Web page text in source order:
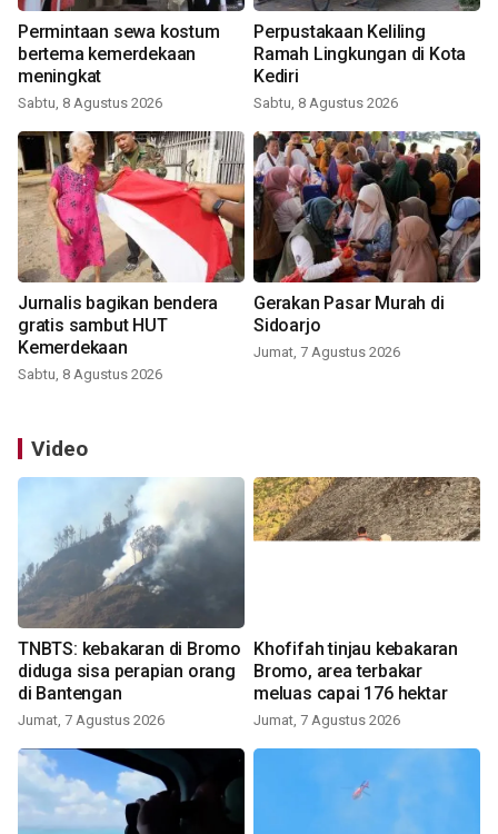
Permintaan sewa kostum
bertema kemerdekaan
meningkat
Sabtu, 8 Agustus 2026
Perpustakaan Keliling
Ramah Lingkungan di Kota
Kediri
Sabtu, 8 Agustus 2026
Jurnalis bagikan bendera
gratis sambut HUT
Kemerdekaan
Sabtu, 8 Agustus 2026
Gerakan Pasar Murah di
Sidoarjo
Jumat, 7 Agustus 2026
Video
TNBTS: kebakaran di Bromo
diduga sisa perapian orang
di Bantengan
Jumat, 7 Agustus 2026
Khofifah tinjau kebakaran
Bromo, area terbakar
meluas capai 176 hektar
Jumat, 7 Agustus 2026